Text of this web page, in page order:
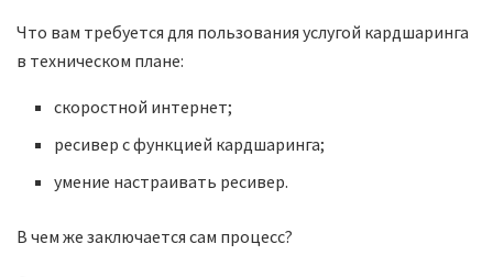
Что вам требуется для пользования услугой кардшаринга
в техническом плане:
скоростной интернет;
ресивер с функцией кардшаринга;
умение настраивать ресивер.
В чем же заключается сам процесс?